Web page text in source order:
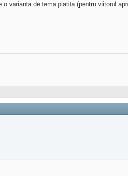
varianta de tema platita (pentru viitorul